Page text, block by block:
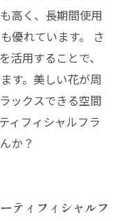
高く、長期間使用
優れています。 さ
活用することで、
す。美しい花が周
ックスできる空間
ィフィシャルフラ
か？
ティフィシャルフ